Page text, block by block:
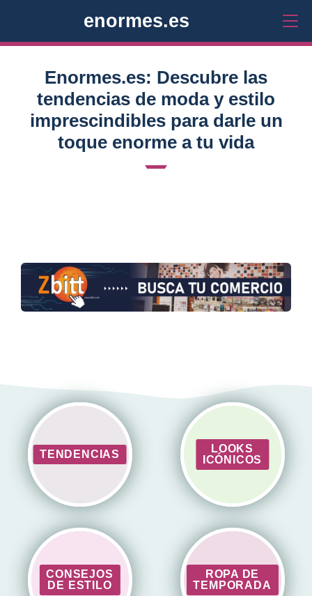
enormes.es
Enormes.es: Descubre las
tendencias de moda y estilo
imprescindibles para darle un
toque enorme a tu vida
TENDENCIAS
LOOKS
ICÓNICOS
CONSEJOS
DE ESTILO
ROPA DE
TEMPORADA